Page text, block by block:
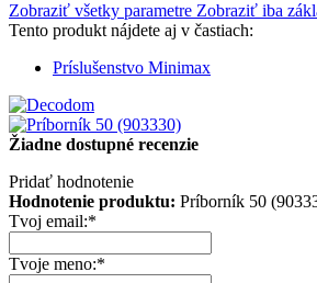
Zobraziť všetky parametre Zobraziť iba
Tento produkt nájdete aj v častiach:
Príslušenstvo Minimax
Žiadne dostupné recenzie
Pridať hodnotenie
Hodnotenie produktu: Príborník 50
Tvoj email:*
Tvoje meno:*